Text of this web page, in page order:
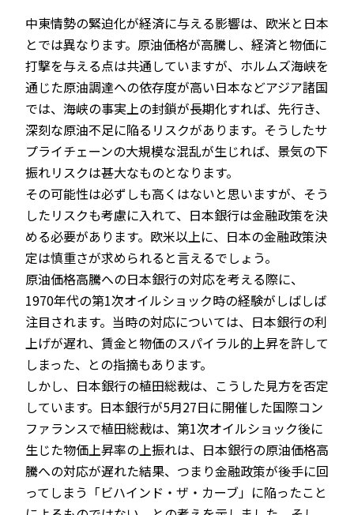
中東情勢の緊迫化が経済に与える影響は、欧米と日本
とでは異なります。原油価格が高騰し、経済と物価に
打撃を与える点は共通していますが、ホルムズ海峡を
通じた原油調達への依存度が高い日本などアジア諸国
では、海峡の事実上の封鎖が長期化すれば、先行き、
深刻な原油不足に陥るリスクがあります。そうしたサ
プライチェーンの大規模な混乱が生じれば、景気の下
振れリスクは甚大なものとなります。
その可能性は必ずしも高くはないと思いますが、そう
したリスクも考慮に入れて、日本銀行は金融政策を決
める必要があります。欧米以上に、日本の金融政策決
定は慎重さが求められると言えるでしょう。
原油価格高騰への日本銀行の対応を考える際に、
1970年代の第1次オイルショック時の経験がしばしば
注目されます。当時の対応については、日本銀行の利
上げが遅れ、賃金と物価のスパイラル的上昇を許して
しまった、との指摘もあります。
しかし、日本銀行の植田総裁は、こうした見方を否定
しています。日本銀行が5月27日に開催した国際コン
ファランスで植田総裁は、第1次オイルショック後に
生じた物価上昇率の上振れは、日本銀行の原油価格高
騰への対応が遅れた結果、つまり金融政策が後手に回
ってしまう「ビハインド・ザ・カーブ」に陥ったこと